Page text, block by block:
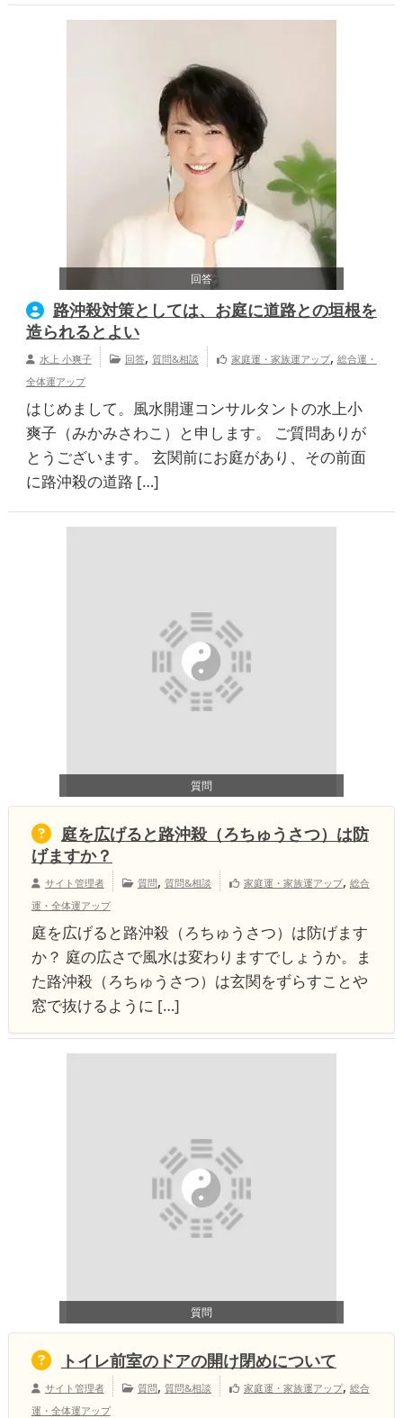
回答
路沖殺対策としては、お庭に道路との垣根を
造られるとよい
水上 小爽子 回答, 質問&相談 家庭運・家族運アップ, 総合運・
全体運アップ
はじめまして。風水開運コンサルタントの水上小
爽子（みかみさわこ）と申します。 ご質問ありが
とうございます。 玄関前にお庭があり、その前面
に路沖殺の道路 […]
質問
庭を広げると路沖殺（ろちゅうさつ）は防
げますか？
サイト管理者 質問, 質問&相談 家庭運・家族運アップ, 総合
運・全体運アップ
庭を広げると路沖殺（ろちゅうさつ）は防げます
か？ 庭の広さで風水は変わりますでしょうか。ま
た路沖殺（ろちゅうさつ）は玄関をずらすことや
窓で抜けるように […]
質問
トイレ前室のドアの開け閉めについて
サイト管理者 質問, 質問&相談 家庭運・家族運アップ, 総合
運・全体運アップ